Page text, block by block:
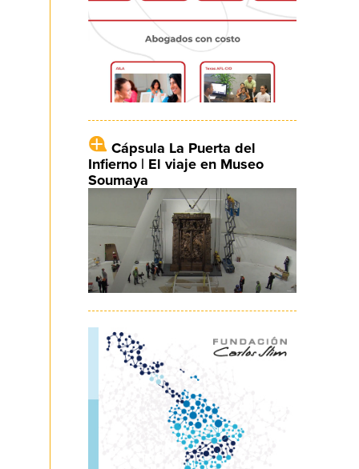
Cápsula La Puerta del
Infierno | El viaje en Museo
Soumaya